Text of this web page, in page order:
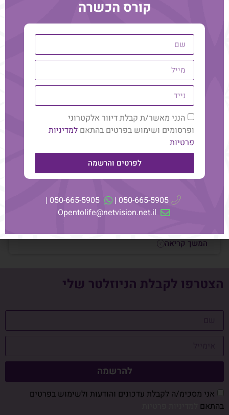
הסיפור הקארמתי שהוביל לתקיעות
בעבודה
המשך קריאה
הצטרפו לקבלת הניוזלטר שלי
אני מסכימ/ה לקבלת עדכונים והודעות ולשימוש בפרטים
בהתאם
להרשמה
קורס הכשרה
הנני מאשר/ת קבלת דיוור אלקטרוני
ופרסומים ושימוש בפרטים בהתאםלמדיניות
פרטיות
לפרטים והרשמה
050-665-5905 |
050-665-5905 |
Opentolife@netvision.net.il